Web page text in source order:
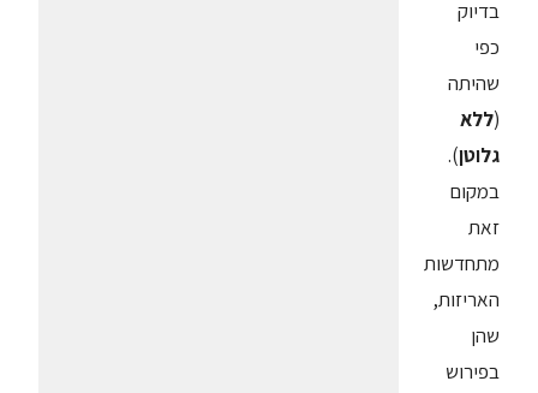
בדיוק
כפי
שהיתה
(ללא
גלוטן).
במקום
זאת
מתחדשות
האריזות,
שהן
בפירוש